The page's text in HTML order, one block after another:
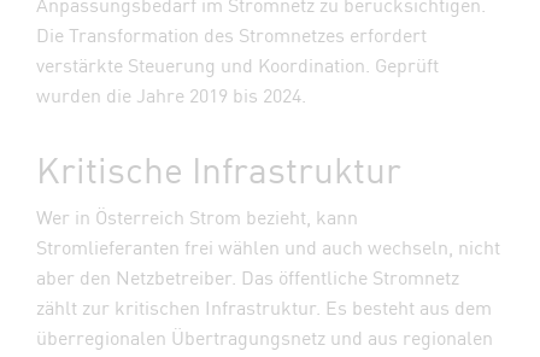
Die Transformation des Stromnetzes erfordert
verstärkte Steuerung und Koordination. Geprüft
wurden die Jahre 2019 bis 2024.
Kritische Infrastruktur
Wer in Österreich Strom bezieht, kann
Stromlieferanten frei wählen und auch wechseln, nicht
aber den Netzbetreiber. Das öffentliche Stromnetz
zählt zur kritischen Infrastruktur. Es besteht aus dem
überregionalen Übertragungsnetz und aus regionalen